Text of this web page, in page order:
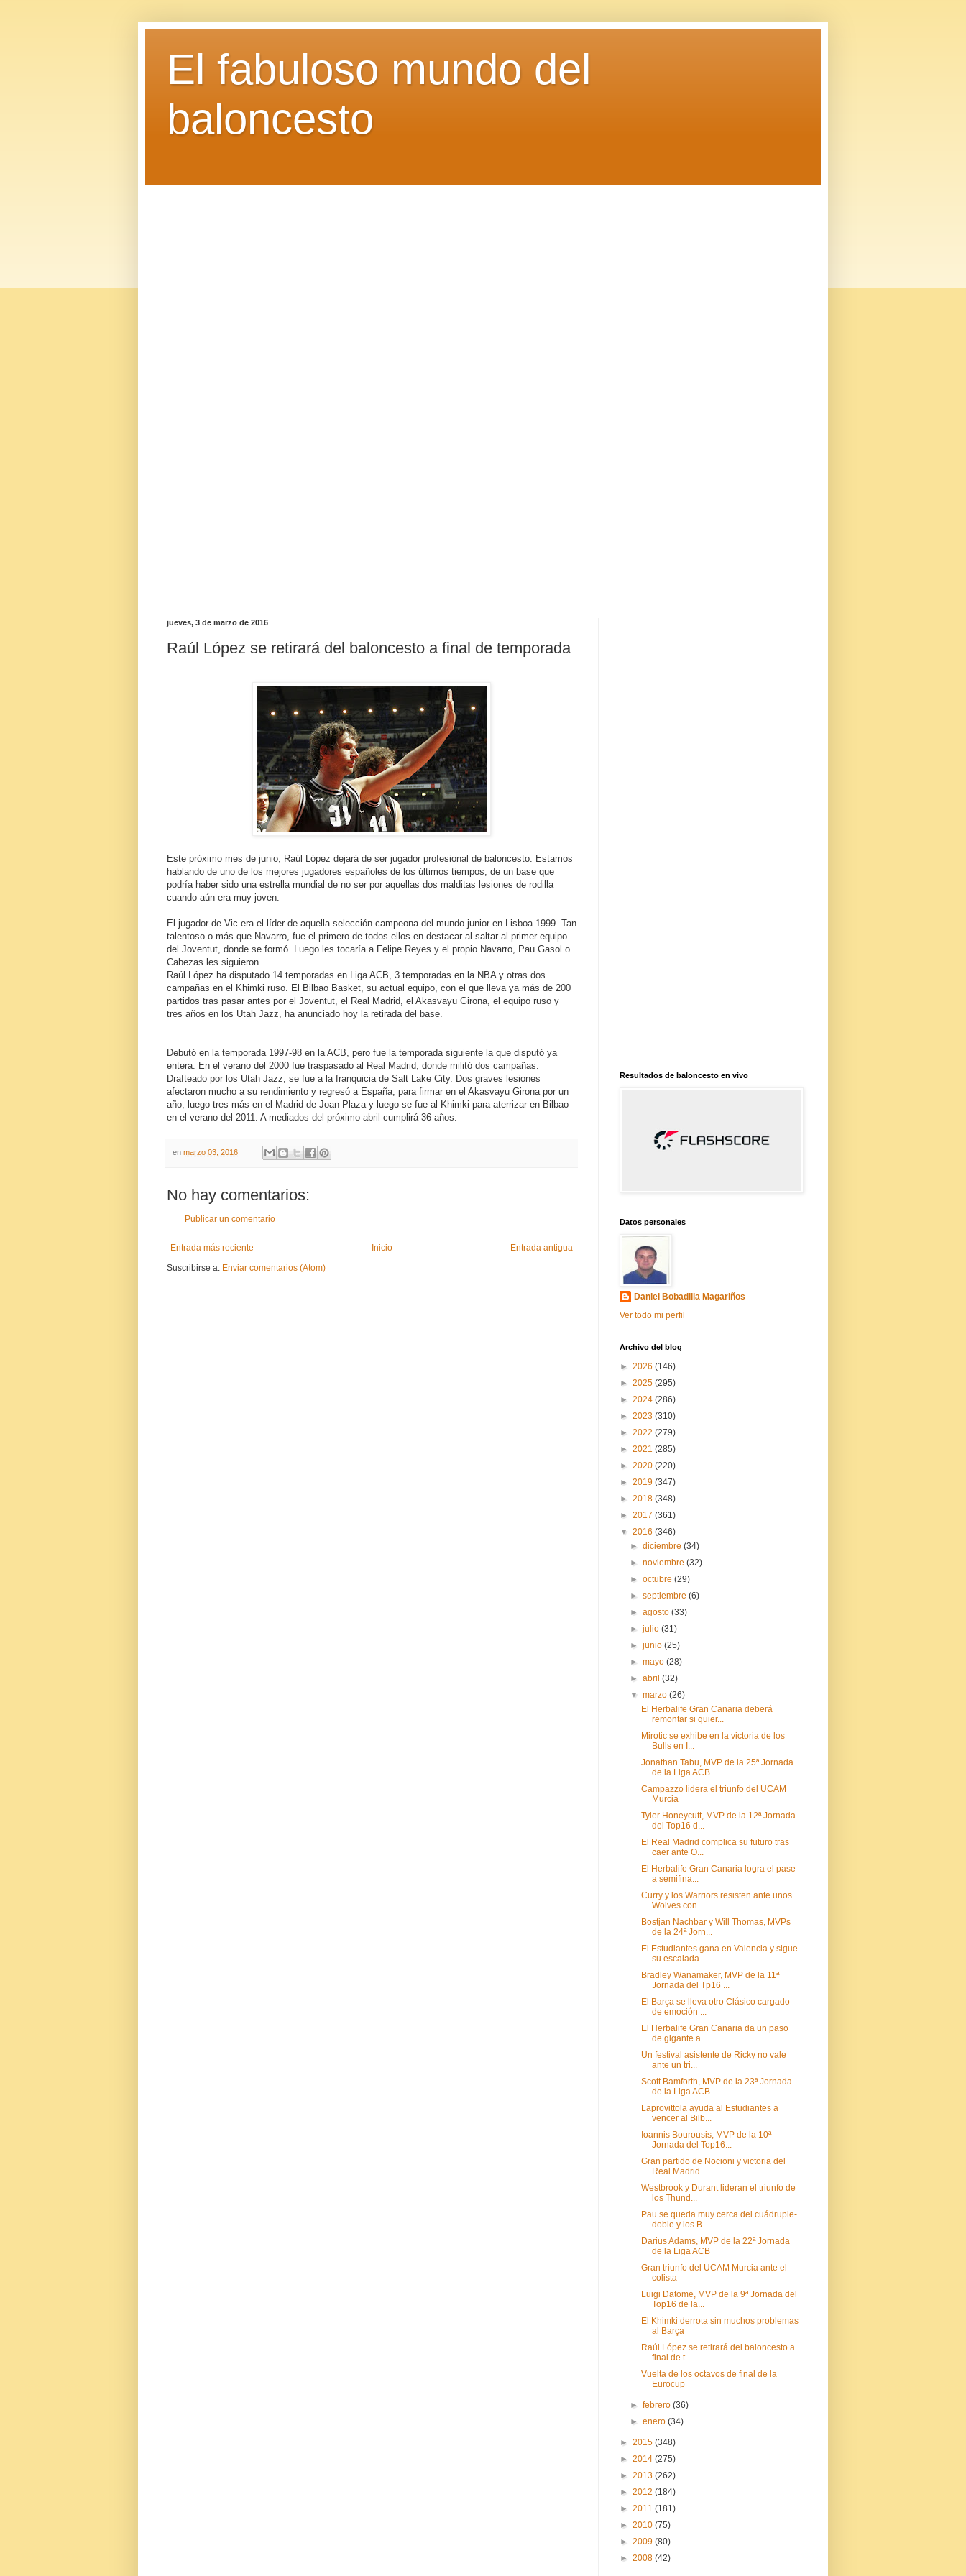
El fabuloso mundo del
baloncesto
jueves, 3 de marzo de 2016
Raúl López se retirará del baloncesto a final de temporada
Este próximo mes de junio, Raúl López dejará de ser jugador profesional de baloncesto. Estamos
hablando de uno de los mejores jugadores españoles de los últimos tiempos, de un base que
podría haber sido una estrella mundial de no ser por aquellas dos malditas lesiones de rodilla
cuando aún era muy joven.
El jugador de Vic era el líder de aquella selección campeona del mundo junior en Lisboa 1999. Tan
talentoso o más que Navarro, fue el primero de todos ellos en destacar al saltar al primer equipo
del Joventut, donde se formó. Luego les tocaría a Felipe Reyes y el propio Navarro, Pau Gasol o
Cabezas les siguieron.
Raúl López ha disputado 14 temporadas en Liga ACB, 3 temporadas en la NBA y otras dos
campañas en el Khimki ruso. El Bilbao Basket, su actual equipo, con el que lleva ya más de 200
partidos tras pasar antes por el Joventut, el Real Madrid, el Akasvayu Girona, el equipo ruso y
tres años en los Utah Jazz, ha anunciado hoy la retirada del base.
Debutó en la temporada 1997-98 en la ACB, pero fue la temporada siguiente la que disputó ya
entera. En el verano del 2000 fue traspasado al Real Madrid, donde militó dos campañas.
Drafteado por los Utah Jazz, se fue a la franquicia de Salt Lake City. Dos graves lesiones
afectaron mucho a su rendimiento y regresó a España, para firmar en el Akasvayu Girona por un
año, luego tres más en el Madrid de Joan Plaza y luego se fue al Khimki para aterrizar en Bilbao
en el verano del 2011. A mediados del próximo abril cumplirá 36 años.
en marzo 03, 2016
No hay comentarios:
Publicar un comentario
Entrada más reciente Entrada antigua
Inicio
Suscribirse a: Enviar comentarios (Atom)
Resultados de baloncesto en vivo
Datos personales
Daniel Bobadilla Magariños
Ver todo mi perfil
Archivo del blog
► 2026 (146)
► 2025 (295)
► 2024 (286)
► 2023 (310)
► 2022 (279)
► 2021 (285)
► 2020 (220)
► 2019 (347)
► 2018 (348)
► 2017 (361)
▼ 2016 (346)
►diciembre(34)
►noviembre(32)
►octubre(29)
►septiembre(6)
►agosto(33)
►julio(31)
►junio(25)
►mayo(28)
►abril(32)
▼marzo(26)
El Herbalife Gran Canaria deberá
remontar si quier...
Mirotic se exhibe en la victoria de los
Bulls en I...
Jonathan Tabu, MVP de la 25ª Jornada
de la Liga ACB
Campazzo lidera el triunfo del UCAM
Murcia
Tyler Honeycutt, MVP de la 12ª Jornada
del Top16 d...
El Real Madrid complica su futuro tras
caer ante O...
El Herbalife Gran Canaria logra el pase
a semifina...
Curry y los Warriors resisten ante unos
Wolves con...
Bostjan Nachbar y Will Thomas, MVPs
de la 24ª Jorn...
El Estudiantes gana en Valencia y sigue
su escalada
Bradley Wanamaker, MVP de la 11ª
Jornada del Tp16 ...
El Barça se lleva otro Clásico cargado
de emoción ...
El Herbalife Gran Canaria da un paso
de gigante a ...
Un festival asistente de Ricky no vale
ante un tri...
Scott Bamforth, MVP de la 23ª Jornada
de la Liga ACB
Laprovittola ayuda al Estudiantes a
vencer al Bilb...
Ioannis Bourousis, MVP de la 10ª
Jornada del Top16...
Gran partido de Nocioni y victoria del
Real Madrid...
Westbrook y Durant lideran el triunfo de
los Thund...
Pau se queda muy cerca del cuádruple-
doble y los B...
Darius Adams, MVP de la 22ª Jornada
de la Liga ACB
Gran triunfo del UCAM Murcia ante el
colista
Luigi Datome, MVP de la 9ª Jornada del
Top16 de la...
El Khimki derrota sin muchos problemas
al Barça
Raúl López se retirará del baloncesto a
final de t...
Vuelta de los octavos de final de la
Eurocup
►febrero(36)
►enero(34)
► 2015 (348)
► 2014 (275)
► 2013 (262)
► 2012 (184)
► 2011 (181)
► 2010 (75)
► 2009 (80)
► 2008 (42)